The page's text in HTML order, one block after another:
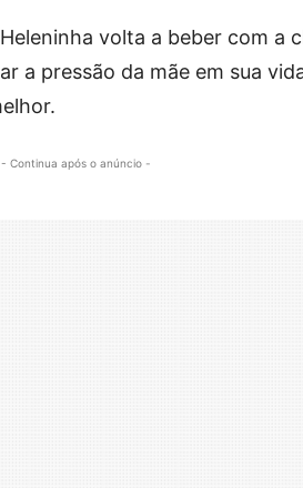
volta a beber com a
a pressão da mãe em sua
- Continua após o anúncio -